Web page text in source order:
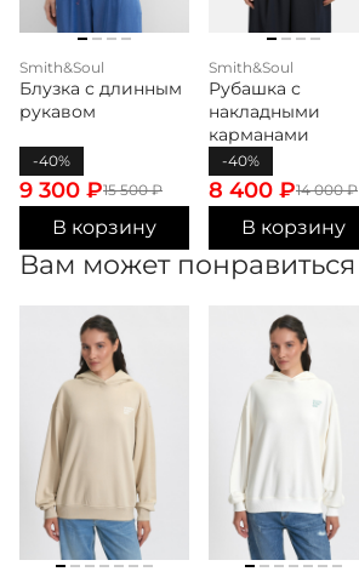
Smith&Soul
Блузка с длинным
рукавом
-40%
15 500₽
9 300 ₽
В корзину
Smith&Soul
Рубашка с
накладными
карманами
-40%
14 000₽
8 400 ₽
В корзину
Вам может понравиться